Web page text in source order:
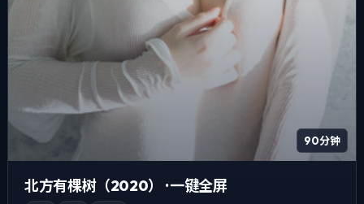
90分钟
北方有棵树（2020） · 一键全屏